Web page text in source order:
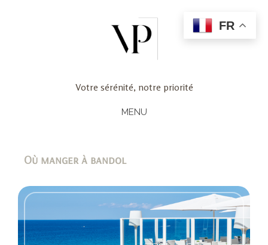
Votre sérénité, notre priorité
MENU
Où manger à bandol
FR